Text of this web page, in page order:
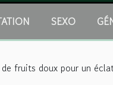
SEXO
fruits doux pour un